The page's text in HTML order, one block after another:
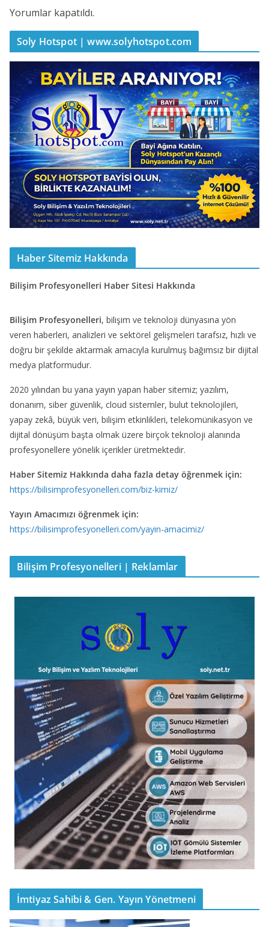
Yorumlar kapatıldı.
Soly Hotspot | www.solyhotspot.com
Haber Sitemiz Hakkında
Bilişim Profesyonelleri Haber Sitesi Hakkında
Bilişim Profesyonelleri, bilişim ve teknoloji dünyasına yön
veren haberleri, analizleri ve sektörel gelişmeleri tarafsız, hızlı ve
doğru bir şekilde aktarmak amacıyla kurulmuş bağımsız bir dijital
medya platformudur.
2020 yılından bu yana yayın yapan haber sitemiz; yazılım,
donanım, siber güvenlik, cloud sistemler, bulut teknolojileri,
yapay zekâ, büyük veri, bilişim etkinlikleri, telekomünikasyon ve
dijital dönüşüm başta olmak üzere birçok teknoloji alanında
profesyonellere yönelik içerikler üretmektedir.
Haber Sitemiz Hakkında daha fazla detay öğrenmek için:
https://bilisimprofesyonelleri.com/biz-kimiz/
Yayın Amacımızı öğrenmek için:
https://bilisimprofesyonelleri.com/yayin-amacimiz/
Bilişim Profesyonelleri | Reklamlar
İmtiyaz Sahibi & Gen. Yayın Yönetmeni